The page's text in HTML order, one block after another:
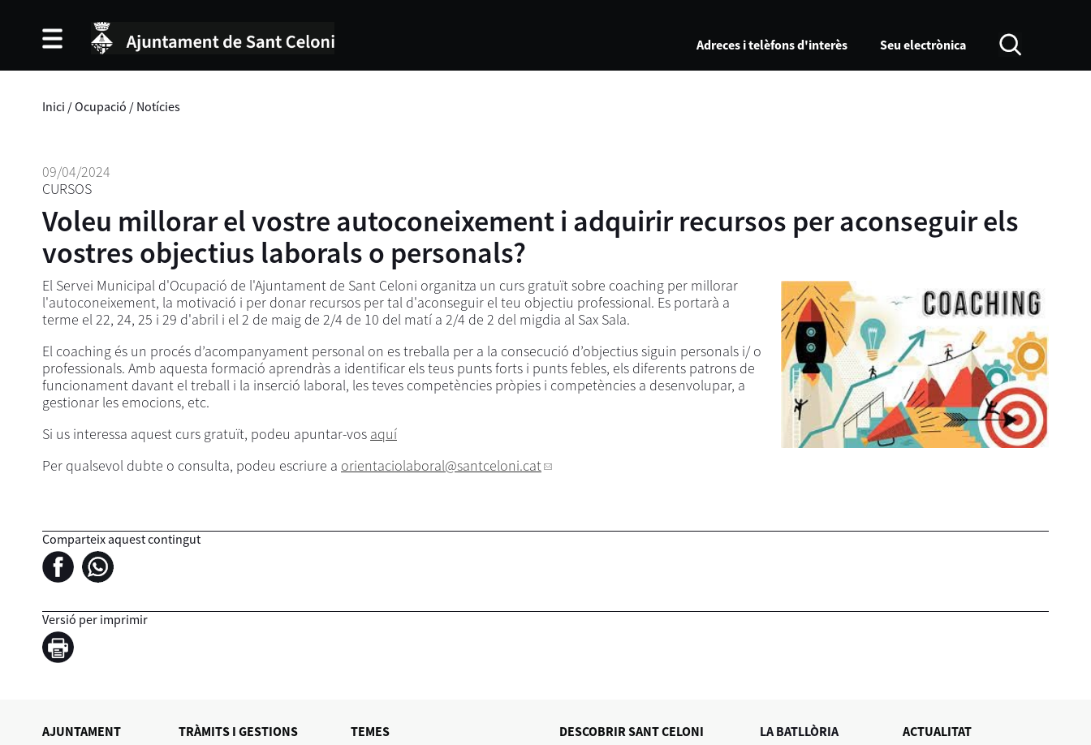
Adreces i telèfons d'interès Seu electrònica
Inici /Ocupació / Notícies
09/04/2024
CURSOS
Voleu millorar el vostre autoconeixement i adquirir recursos per aconseguir els
vostres objectius laborals o personals?
El Servei Municipal d'Ocupació de l'Ajuntament de Sant Celoni organitza un curs gratuït sobre coaching per millorar
l'autoconeixement, la motivació i per donar recursos per tal d'aconseguir el teu objectiu professional. Es portarà a
terme el 22, 24, 25 i 29 d'abril i el 2 de maig de 2/4 de 10 del matí a 2/4 de 2 del migdia al Sax Sala.
El coaching és un procés d’acompanyament personal on es treballa per a la consecució d’objectius siguin personals i/ o
professionals. Amb aquesta formació aprendràs a identificar els teus punts forts i punts febles, els diferents patrons de
funcionament davant el treball i la inserció laboral, les teves competències pròpies i competències a desenvolupar, a
gestionar les emocions, etc.
Si us interessa aquest curs gratuït, podeu apuntar-vos aquí
Per qualsevol dubte o consulta, podeu escriure a orientaciolaboral@santceloni.cat
Comparteix aquest contingut
Versió per imprimir
AJUNTAMENT
TRÀMITS I GESTIONS
TEMES
DESCOBRIR SANT CELONI
LA BATLLÒRIA
ACTUALITAT